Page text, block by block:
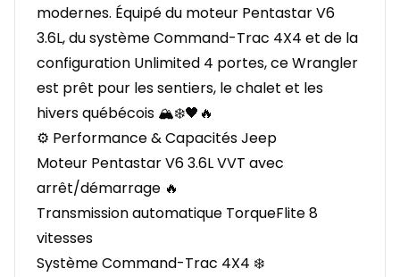
modernes. Équipé du moteur Pentastar V6
3.6L, du système Command-Trac 4X4 et de la
configuration Unlimited 4 portes, ce Wrangler
est prêt pour les sentiers, le chalet et les
hivers québécois 🏔️❄️🖤🔥
⚙️ Performance & Capacités Jeep
Moteur Pentastar V6 3.6L VVT avec
arrêt/démarrage 🔥
Transmission automatique TorqueFlite 8
vitesses
Système Command-Trac 4X4 ❄️